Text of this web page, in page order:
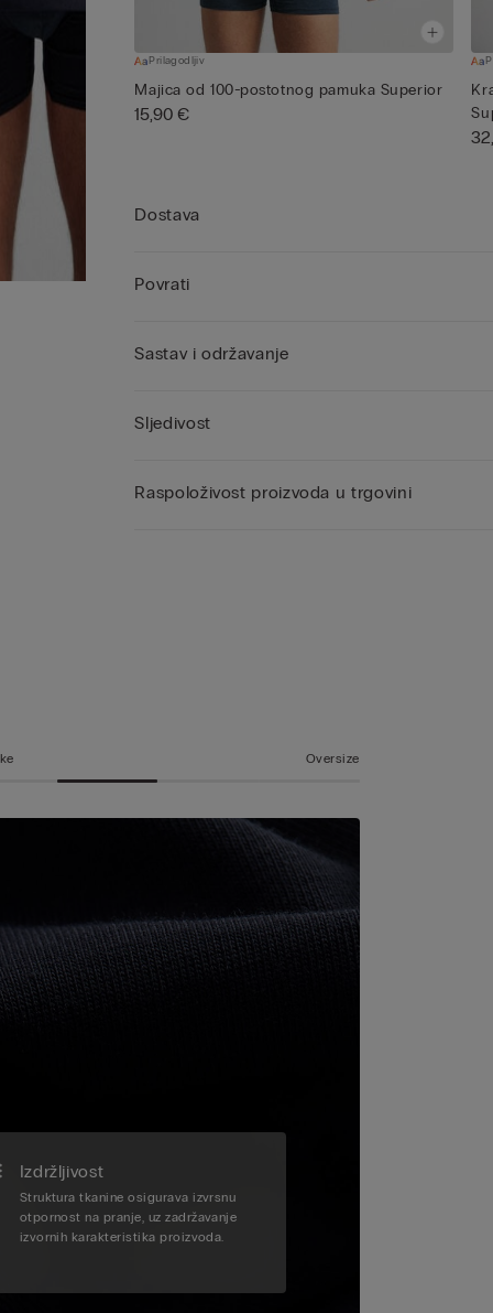
Prilagodljiv
Majica od 100-postotnog pamuka Superior
15,90 €
Dostava
Povrati
Sastav i održavanje
Sljedivost
Raspoloživost proizvoda u trgovini
Oversize
Izdržljivost
Struktura tkanine osigurava izvrsnu
otpornost na pranje, uz zadržavanje
izvornih karakteristika proizvoda.